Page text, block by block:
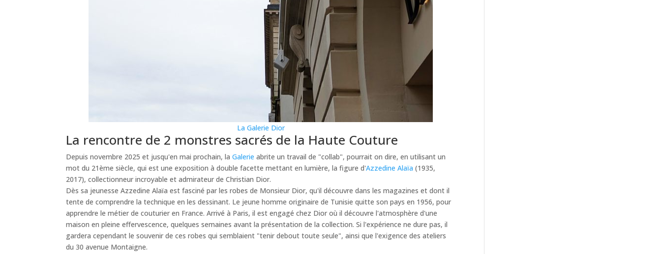
La Galerie Dior
La rencontre de 2 monstres sacrés de la Haute Couture
Depuis novembre 2025 et jusqu'en mai prochain, laGalerie abrite un travail de "collab", pourrait on dire, en utilisant un
mot du 21ème siècle, qui est une exposition à double facette mettant en lumière, la figure d'Azzedine Alaïa (1935,
2017), collectionneur incroyable et admirateur de Christian Dior.
Dès sa jeunesse Azzedine Alaïa est fasciné par les robes de Monsieur Dior, qu'il découvre dans les magazines et dont il
tente de comprendre la technique en les dessinant. Le jeune homme originaire de Tunisie quitte son pays en 1956, pour
apprendre le métier de couturier en France. Arrivé à Paris, il est engagé chez Dior où il découvre l'atmosphère d'une
maison en pleine effervescence, quelques semaines avant la présentation de la collection. Si l'expérience ne dure pas, il
gardera cependant le souvenir de ces robes qui semblaient "tenir debout toute seule", ainsi que l'exigence des ateliers
du 30 avenue Montaigne.